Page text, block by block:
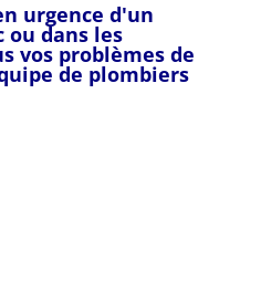
urgence d'un
ou dans les
vos problèmes de
de plombiers